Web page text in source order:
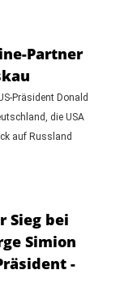
Partner
Präsident Donald
die USA
auf Russland
Sieg bei
Simion
-